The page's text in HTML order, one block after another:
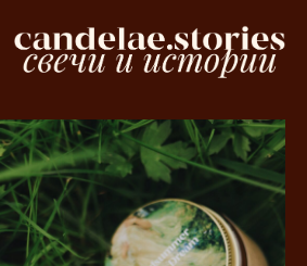
Ароматическое саше в